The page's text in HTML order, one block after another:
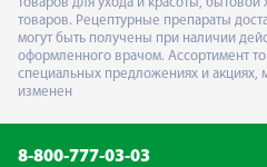
товаров. Рецептурные препараты
могут быть получены при наличии
оформленного врачом. Ассортимент
специальных предложениях и акциях,
изменен
8-800-777-03-03